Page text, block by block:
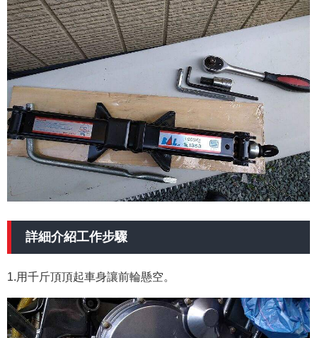
詳細介紹工作步驟
1.用千斤頂頂起車身讓前輪懸空。